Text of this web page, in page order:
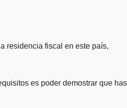
residencia fiscal en este país,
es poder demostrar que has